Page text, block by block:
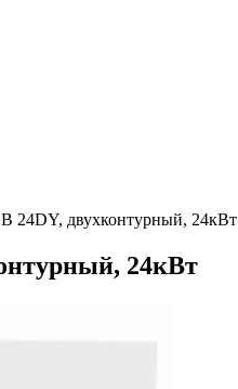
24DY, двухконтурный, 24кВт
24кВт